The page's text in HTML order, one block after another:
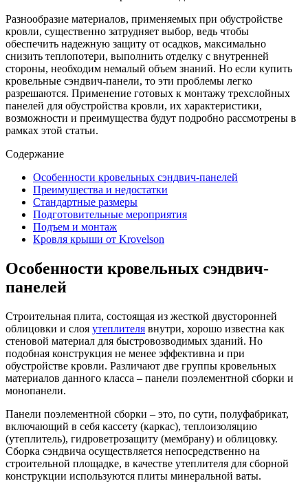
Разнообразие материалов, применяемых при обустройстве
кровли, существенно затрудняет выбор, ведь чтобы
обеспечить надежную защиту от осадков, максимально
снизить теплопотери, выполнить отделку с внутренней
стороны, необходим немалый объем знаний. Но если купить
кровельные сэндвич-панели, то эти проблемы легко
разрешаются. Применение готовых к монтажу трехслойных
панелей для обустройства кровли, их характеристики,
возможности и преимущества будут подробно рассмотрены в
рамках этой статьи.
Содержание
Особенности кровельных сэндвич-панелей
Преимущества и недостатки
Стандартные размеры
Подготовительные мероприятия
Подъем и монтаж
Кровля крыши от Krovelson
Особенности кровельных сэндвич-
панелей
Строительная плита, состоящая из жесткой двусторонней
облицовки и слоя утеплителя внутри, хорошо известна как
стеновой материал для быстровозводимых зданий. Но
подобная конструкция не менее эффективна и при
обустройстве кровли. Различают две группы кровельных
материалов данного класса – панели поэлементной сборки и
монопанели.
Панели поэлементной сборки – это, по сути, полуфабрикат,
включающий в себя кассету (каркас), теплоизоляцию
(утеплитель), гидроветрозащиту (мембрану) и облицовку.
Сборка сэндвича осуществляется непосредственно на
строительной площадке, в качестве утеплителя для сборной
конструкции используются плиты минеральной ваты.